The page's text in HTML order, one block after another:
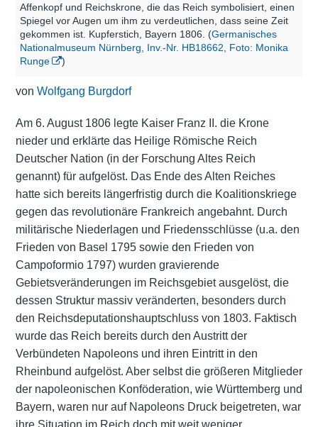
Affenkopf und Reichskrone, die das Reich symbolisiert, einen
Spiegel vor Augen um ihm zu verdeutlichen, dass seine Zeit
gekommen ist. Kupferstich, Bayern 1806. (Germanisches
Nationalmuseum Nürnberg, Inv.-Nr. HB18662, Foto: Monika
Runge
)
von Wolfgang Burgdorf
Am 6. August 1806 legte Kaiser Franz II. die Krone
nieder und erklärte das Heilige Römische Reich
Deutscher Nation (in der Forschung Altes Reich
genannt) für aufgelöst. Das Ende des Alten Reiches
hatte sich bereits längerfristig durch die Koalitionskriege
gegen das revolutionäre Frankreich angebahnt. Durch
militärische Niederlagen und Friedensschlüsse (u.a. den
Frieden von Basel 1795 sowie den Frieden von
Campoformio 1797) wurden gravierende
Gebietsveränderungen im Reichsgebiet ausgelöst, die
dessen Struktur massiv veränderten, besonders durch
den Reichsdeputationshauptschluss von 1803. Faktisch
wurde das Reich bereits durch den Austritt der
Verbündeten Napoleons und ihren Eintritt in den
Rheinbund aufgelöst. Aber selbst die größeren Mitglieder
der napoleonischen Konföderation, wie Württemberg und
Bayern, waren nur auf Napoleons Druck beigetreten, war
ihre Situation im Reich doch mit weit weniger